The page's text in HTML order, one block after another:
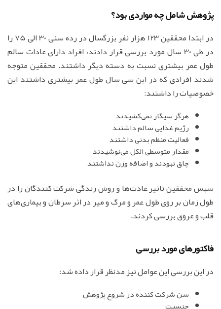
پژوهش شامل چه مواردی بود؟
در ابتدا محققین 123 هزار نفر بزرگسال در رده سنی 30 الی 75 را
در طی 30 سال مورد بررسی قرار دادند، افراد دارای عادات سالم
طول عمر بیشتری نسبت به دسته دیگر داشتند. محققین متوجه
شدند افرادی که در این سی سال طول عمر بیشتری داشتند این
خصوصیات را داشتند:
هرگز سیگار نمی‌کشیدند
رژیم غذایی سالم داشتند
فعالیت منظم بدنی داشتند
مقدار متوسطی الکل می‌نوشیدند
چاق نبودند و اضافه وزن نداشتند
سپس محققین تاثیر عادت‌ها و روش زندگی شرکت کنندگان را در
طول زمان بر روی طول عمر و مرگ و میر در اثر سرطان و بیماری‌های
قلب و عروق بررسی کردند.
فاکتورهای مورد بررسی
در این بررسی این عوامل نیز مدنظر قرار داده شد:
سن شرکت کننده در شروع پژوهش
جنسیت